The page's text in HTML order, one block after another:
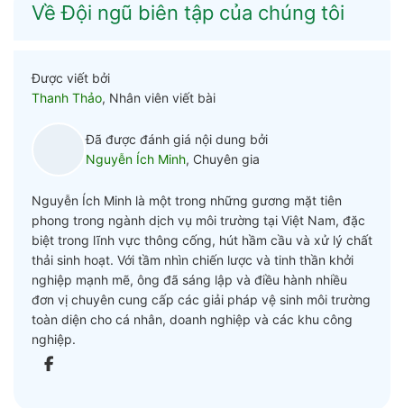
Về Đội ngũ biên tập của chúng tôi
Được viết bởi
Thanh Thảo, Nhân viên viết bài
Đã được đánh giá nội dung bởi
Nguyễn Ích Minh, Chuyên gia
Nguyễn Ích Minh là một trong những gương mặt tiên
phong trong ngành dịch vụ môi trường tại Việt Nam, đặc
biệt trong lĩnh vực thông cống, hút hầm cầu và xử lý chất
thải sinh hoạt. Với tầm nhìn chiến lược và tinh thần khởi
nghiệp mạnh mẽ, ông đã sáng lập và điều hành nhiều
đơn vị chuyên cung cấp các giải pháp vệ sinh môi trường
toàn diện cho cá nhân, doanh nghiệp và các khu công
nghiệp.